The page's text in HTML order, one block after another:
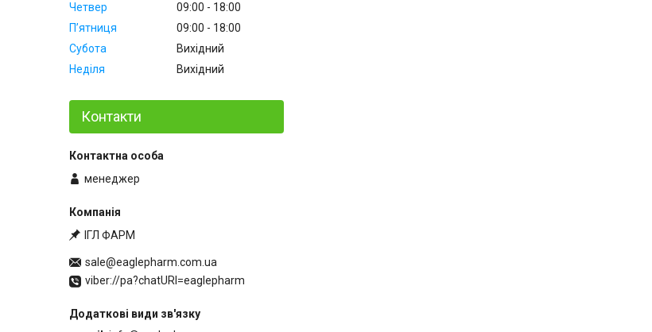
Четвер
09:00
18:00
Пʼятниця
09:00
18:00
Субота
Вихідний
Неділя
Вихідний
Контакти
менеджер
ІГЛ ФАРМ
sale@eaglepharm.com.ua
viber://pa?chatURI=eaglepharm